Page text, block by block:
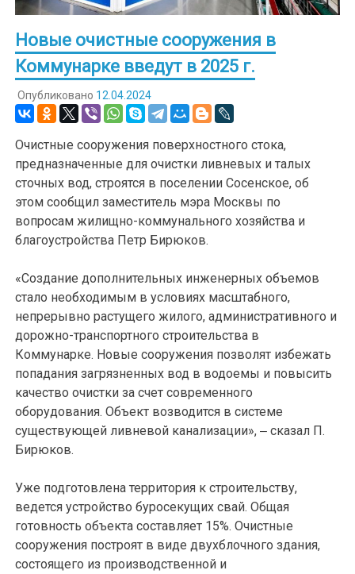
Новые очистные сооружения в
Коммунарке введут в 2025 г.
Опубликовано 12.04.2024
​Очистные сооружения поверхностного стока,
предназначенные для очистки ливневых и талых
сточных вод, строятся в поселении Сосенское, об
этом сообщил заместитель мэра Москвы по
вопросам жилищно-коммунального хозяйства и
благоустройства Петр Бирюков.
«Создание дополнительных инженерных объемов
стало необходимым в условиях масштабного,
непрерывно растущего жилого, административного и
дорожно-транспортного строительства в
Коммунарке. Новые сооружения позволят избежать
попадания загрязненных вод в водоемы и повысить
качество очистки за счет современного
оборудования. Объект возводится в системе
существующей ливневой канализации», ‒ сказал П.
Бирюков.
Уже подготовлена территория к строительству,
ведется устройство буросекущих свай. Общая
готовность объекта составляет 15%. Очистные
сооружения построят в виде двухблочного здания,
состоящего из производственной и